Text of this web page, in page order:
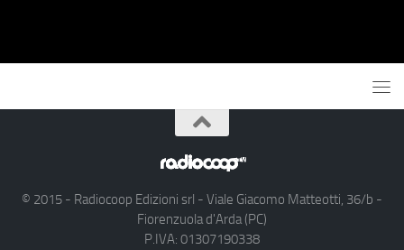
© 2015 - Radiocoop Edizioni srl - Viale Giacomo Matteotti, 36/b -
Fiorenzuola d'Arda (PC)
P.IVA: 01307190338